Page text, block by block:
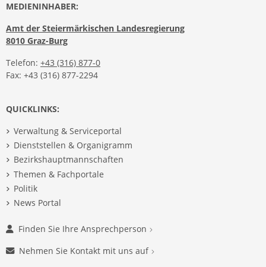
MEDIENINHABER:
Amt der Steiermärkischen Landesregierung
8010 Graz-Burg
Telefon: +43 (316) 877-0
Fax: +43 (316) 877-2294
QUICKLINKS:
Verwaltung & Serviceportal
Dienststellen & Organigramm
Bezirkshauptmannschaften
Themen & Fachportale
Politik
News Portal
Finden Sie Ihre Ansprechperson
Nehmen Sie Kontakt mit uns auf